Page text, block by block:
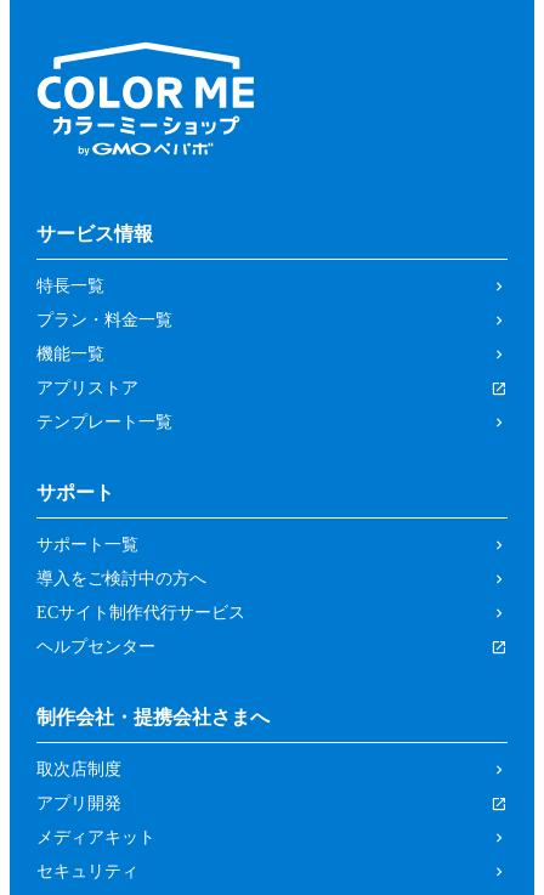
サービス情報
特長一覧
プラン・料金一覧
機能一覧
アプリストア
テンプレート一覧
サポート
サポート一覧
導入をご検討中の方へ
ECサイト制作代行サービス
ヘルプセンター
制作会社・提携会社さまへ
取次店制度
アプリ開発
メディアキット
セキュリティ